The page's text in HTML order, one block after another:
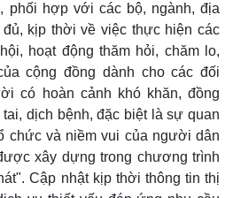
phối hợp với các bộ, ngành, địa
kịp thời về việc thực hiện các
hoạt động thăm hỏi, chăm lo,
cộng đồng dành cho các đối
có hoàn cảnh khó khăn, đồng
dịch bệnh, đặc biệt là sự quan
chức và niềm vui của người dân
xây dựng trong chương trình
Cập nhật kịp thời thông tin thị